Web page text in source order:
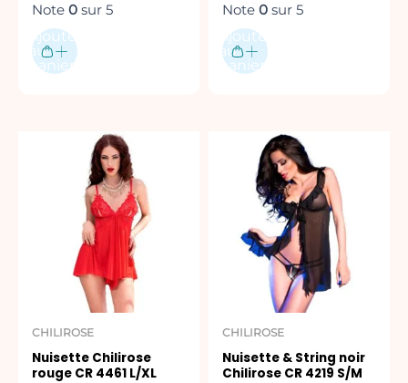
Note 0 sur 5
Ajouter
au
panier
Note 0 sur 5
Ajouter
au
panier
CHILIROSE
Nuisette Chilirose
rouge CR 4461 L/XL
CHILIROSE
Nuisette & String noir
Chilirose CR 4219 S/M